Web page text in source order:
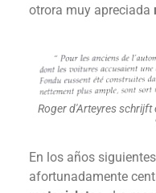
otrora muy apreciada
Roger d'Arteyres schrijft
En los años
afortunadamente